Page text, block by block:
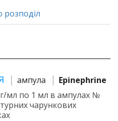
розподіл
ампула
Epinephrine
мл по 1 мл в ампулах №
чарункових